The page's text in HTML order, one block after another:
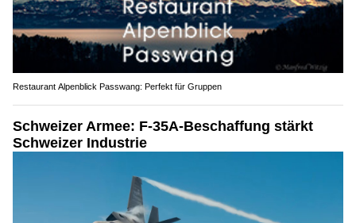
Restaurant Alpenblick Passwang: Perfekt für Gruppen
Schweizer Armee: F-35A-Beschaffung stärkt
Schweizer Industrie